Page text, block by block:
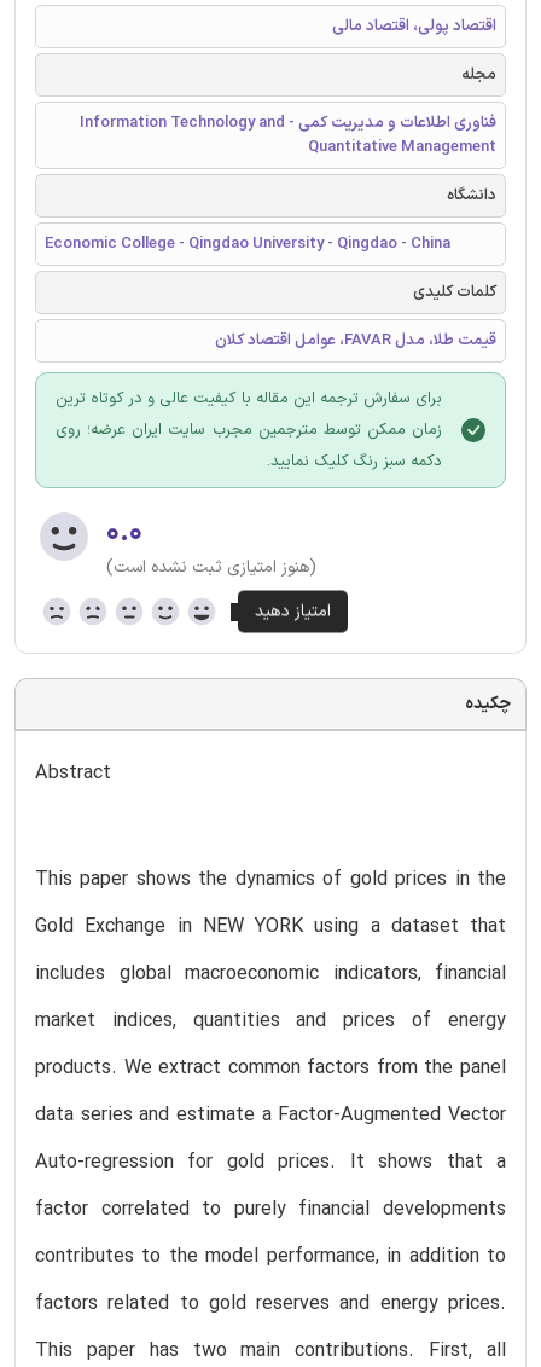
اقتصاد پولی، اقتصاد مالی
مجله
فناوری اطلاعات و مدیریت کمی - Information Technology and
Quantitative Management
دانشگاه
Economic College - Qingdao University - Qingdao - China
کلمات کلیدی
قیمت طلا، مدل FAVAR، عوامل اقتصاد کلان
برای سفارش ترجمه این مقاله با کیفیت عالی و در کوتاه ترین
زمان ممکن توسط مترجمین مجرب سایت ایران عرضه؛ روی
دکمه سبز رنگ کلیک نمایید.
۰.۰
(هنوز امتیازی ثبت نشده است)
چکیده
Abstract
This paper shows the dynamics of gold prices in the
Gold Exchange in NEW YORK using a dataset that
includes global macroeconomic indicators, financial
market indices, quantities and prices of energy
products. We extract common factors from the panel
data series and estimate a Factor-Augmented Vector
Auto-regression for gold prices. It shows that a
factor correlated to purely financial developments
contributes to the model performance, in addition to
factors related to gold reserves and energy prices.
This paper has two main contributions. First, all